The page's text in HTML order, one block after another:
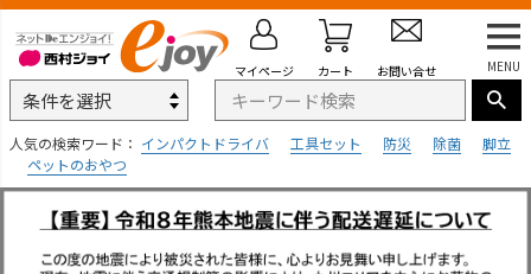
MENU
人気の検索ワード： インパクトドライバ 工具セット 防災 除菌
脚立
ペットのおやつ
マイページ カート お問い合せ